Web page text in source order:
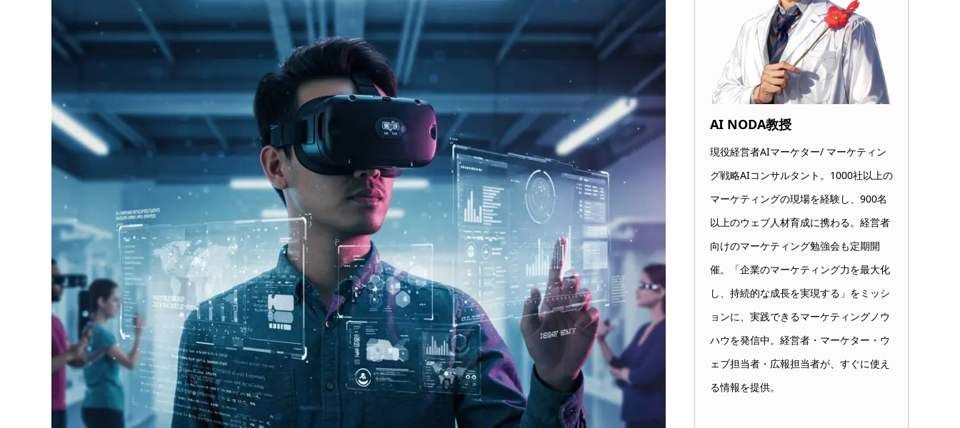
AI NODA教授
現役経営者AIマーケター/ マーケティン
グ戦略AIコンサルタント。1000社以上の
マーケティングの現場を経験し、900名
以上のウェブ人材育成に携わる。経営者
向けのマーケティング勉強会も定期開
催。「企業のマーケティング力を最大化
し、持続的な成長を実現する」をミッシ
ョンに、実践できるマーケティングノウ
ハウを発信中。経営者・マーケター・ウ
ェブ担当者・広報担当者が、すぐに使え
る情報を提供。